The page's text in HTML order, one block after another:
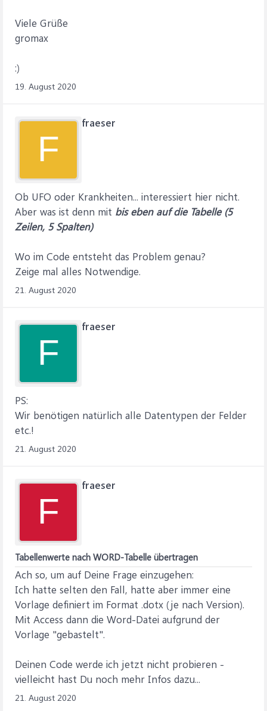
Dim rngFamStand As Range
Dim rngStrasse As Range
Dim rngMail As Range
Dim rngEnde As Range
Dim rngLwh As Range
Dim rngFaecher As Range
Dim rngTabelle As Range
Dim intZeile As Integer
Dim rcsHinter As DAO.Recordset
Dim strSQLHinter As String
Dim intAnz As Integer
Dim tbl As Variant
Set db = CurrentDb
'Pfad-Ermittlung
If strPfad "" Then 'Bei Backend-/Frontend-Version
strPfad = Mid(strPfad, 11)
strPfad = Left(strPfad, InStrRev(strPfad, "")) &
"BestandPersonal"
strPfadVorlage = Mid(strPfad, 11)
Else
strPfad = CurrentProject.Path & "BestandPersonal"
strPfadVorlage = CurrentProject.Path
End If
'WORD initialisieren
Set Word = CreateObject("Word.Application") 'Variable
initialisieren
'Bei Problemen steigen wir an dieser Stelle aus:
MsgBox "Konnte keine Verbindung zu Word herstellen!",
16, "Problem"
Exit Sub
End If
With Word
'Ein neues Dokument erzeugen:
.Documents.Add (strPfadVorlage & "AV_AntragRP.dotm")
'Word sichtbar machen (standardmäßig wird Word nicht
.Visible = True
.Activate
.ScreenUpdating = True
Viele Grüße
gromax
:)
19. August 2020
F
fraeser
Ob UFO oder Krankheiten... interessiert hier nicht.
Aber was ist denn mit bis eben auf die Tabelle (5
Zeilen, 5 Spalten)
Wo im Code entsteht das Problem genau?
Zeige mal alles Notwendige.
21. August 2020
F
fraeser
PS:
Wir benötigen natürlich alle Datentypen der Felder
etc.!
21. August 2020
F
fraeser
Tabellenwerte nach WORD-Tabelle übertragen
Ach so, um auf Deine Frage einzugehen:
Ich hatte selten den Fall, hatte aber immer eine
Vorlage definiert im Format .dotx (je nach Version).
Mit Access dann die Word-Datei aufgrund der
Vorlage "gebastelt".
Deinen Code werde ich jetzt nicht probieren -
vielleicht hast Du noch mehr Infos dazu...
21. August 2020